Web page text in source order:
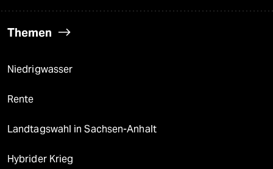
Themen
Niedrigwasser
Rente
Landtagswahl in Sachsen-Anhalt
Hybrider Krieg